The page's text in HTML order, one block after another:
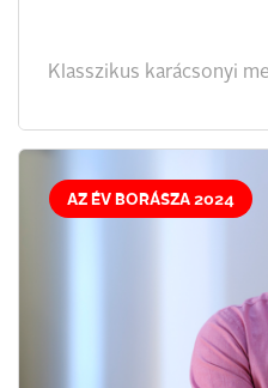
Klasszikus karácsonyi
AZ ÉV BORÁSZA 2024